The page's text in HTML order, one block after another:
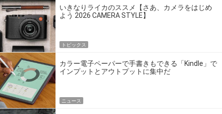
いきなりライカのススメ【さあ、カメラをはじめ
よう 2026 CAMERA STYLE】
トピックス
カラー電子ペーパーで手書きもできる「Kindle」で
インプットとアウトプットに集中だ
ニュース